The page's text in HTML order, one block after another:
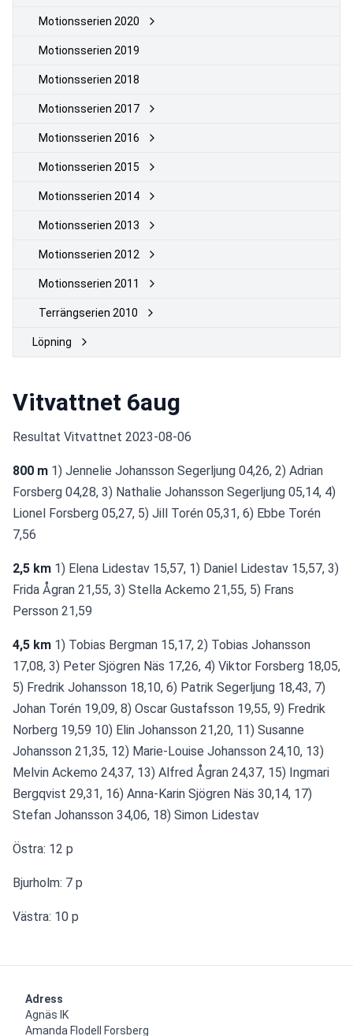
Motionsserien 2020
Motionsserien 2019
Motionsserien 2018
Motionsserien 2017
Motionsserien 2016
Motionsserien 2015
Motionsserien 2014
Motionsserien 2013
Motionsserien 2012
Motionsserien 2011
Terrängserien 2010
Löpning
Vitvattnet 6aug
Resultat Vitvattnet 2023-08-06
800 m 1) Jennelie Johansson Segerljung 04,26, 2) Adrian
Forsberg 04,28, 3) Nathalie Johansson Segerljung 05,14, 4)
Lionel Forsberg 05,27, 5) Jill Torén 05,31, 6) Ebbe Torén
7,56
2,5 km 1) Elena Lidestav 15,57, 1) Daniel Lidestav 15,57, 3)
Frida Ågran 21,55, 3) Stella Ackemo 21,55, 5) Frans
Persson 21,59
4,5 km 1) Tobias Bergman 15,17, 2) Tobias Johansson
17,08, 3) Peter Sjögren Näs 17,26, 4) Viktor Forsberg 18,05,
5) Fredrik Johansson 18,10, 6) Patrik Segerljung 18,43, 7)
Johan Torén 19,09, 8) Oscar Gustafsson 19,55, 9) Fredrik
Norberg 19,59 10) Elin Johansson 21,20, 11) Susanne
Johansson 21,35, 12) Marie-Louise Johansson 24,10, 13)
Melvin Ackemo 24,37, 13) Alfred Ågran 24,37, 15) Ingmari
Bergqvist 29,31, 16) Anna-Karin Sjögren Näs 30,14, 17)
Stefan Johansson 34,06, 18) Simon Lidestav
Östra: 12 p
Bjurholm: 7 p
Västra: 10 p
Adress
Agnäs IK
Amanda Flodell Forsberg